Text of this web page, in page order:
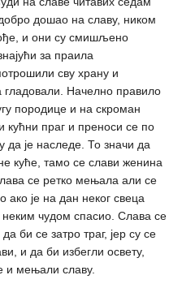
дошао на славу, ником
и они су смишљено
за праила
сву храну и
Начелно правило
породице и на скроман
кућни праг и преноси се по
да је наследе. То значи да
куће, тамо се слави женина
се ретко мењала али се
је на дан неког свеца
чудом спасио. Слава се
би се затро траг, јер су се
и да би избегли освету,
и мењали славу.